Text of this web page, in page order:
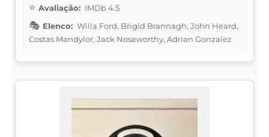
Avaliação: IMDb 4.5
Elenco: Willa Ford, Brigid Brannagh, John Heard,
Costas Mandylor, Jack Noseworthy, Adrian Gonzalez